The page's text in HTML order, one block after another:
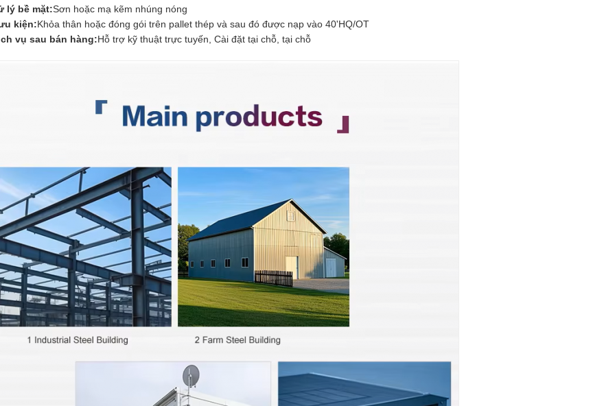
lý bề mặt:Sơn hoặc mạ kẽm nhúng nóng
kiện:Khỏa thân hoặc đóng gói trên pallet thép và sau đó được nạp vào 40'HQ/OT
vụ sau bán hàng:Hỗ trợ kỹ thuật trực tuyến, Cài đặt tại chỗ, tại chỗ